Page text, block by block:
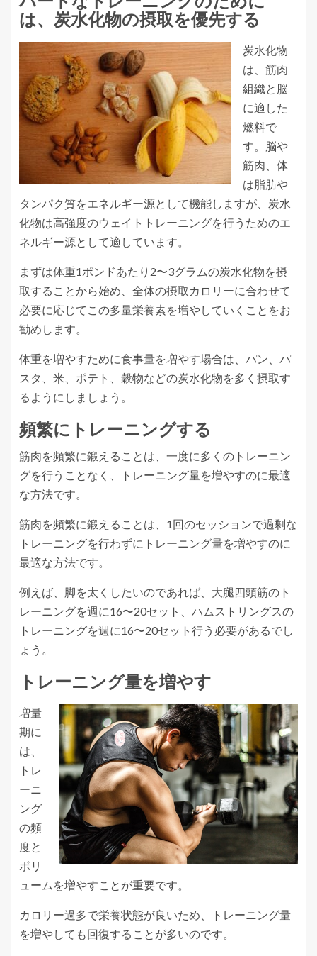
は、炭水化物の摂取を優先する
炭水化物
は、筋肉
組織と脳
に適した
燃料で
す。脳や
筋肉、体
は脂肪や
タンパク質をエネルギー源として機能しますが、炭水
化物は高強度のウェイトトレーニングを行うためのエ
ネルギー源として適しています。
まずは体重1ポンドあたり2〜3グラムの炭水化物を摂
取することから始め、全体の摂取カロリーに合わせて
必要に応じてこの多量栄養素を増やしていくことをお
勧めします。
体重を増やすために食事量を増やす場合は、パン、パ
スタ、米、ポテト、穀物などの炭水化物を多く摂取す
るようにしましょう。
頻繁にトレーニングする
筋肉を頻繁に鍛えることは、一度に多くのトレーニン
グを行うことなく、トレーニング量を増やすのに最適
な方法です。
筋肉を頻繁に鍛えることは、1回のセッションで過剰な
トレーニングを行わずにトレーニング量を増やすのに
最適な方法です。
例えば、脚を太くしたいのであれば、大腿四頭筋のト
レーニングを週に16〜20セット、ハムストリングスの
トレーニングを週に16〜20セット行う必要があるでし
ょう。
トレーニング量を増やす
増量
期に
は、
トレ
ーニ
ング
の頻
度と
ボリ
ュームを増やすことが重要です。
カロリー過多で栄養状態が良いため、トレーニング量
を増やしても回復することが多いのです。